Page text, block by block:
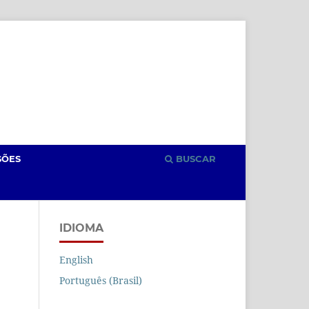
BUSCAR
IDIOMA
English
Português (Brasil)